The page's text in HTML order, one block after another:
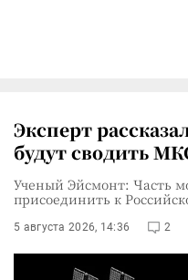
Эксперт
будут сводить
Ученый Эйсмонт: Часть
присоединить к
5 августа 2026, 14:36 2